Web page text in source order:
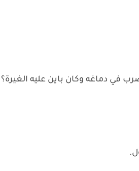
في دماغه وكان باين عليه الغيرة؟